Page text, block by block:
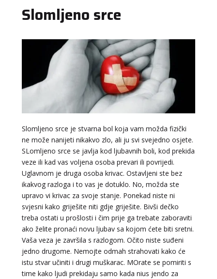
Slomljeno srce
Slomljeno srce je stvarna bol koja vam možda fizički
ne može nanijeti nikakvo zlo, ali ju svi svejedno osjete.
SLomljeno srce se javlja kod ljubavnih boli, kod prekida
veze ili kad vas voljena osoba prevari ili povrijedi.
Uglavnom je druga osoba krivac. Ostavljeni ste bez
ikakvog razloga i to vas je dotuklo. No, možda ste
upravo vi krivac za svoje stanje. Ponekad niste ni
svjesni kako griješite niti gdje griješite. Bivši dečko
treba ostati u prošlosti i čim prije ga trebate zaboraviti
ako želite pronaći novu ljubav sa kojom ćete biti sretni.
Vaša veza je završila s razlogom. Očito niste suđeni
jedno drugome. Nemojte odmah strahovati kako će
istu stvar učiniti i drugi muškarac. MOrate se pomiriti s
time kako ljudi prekidaju samo kada nius jendo za